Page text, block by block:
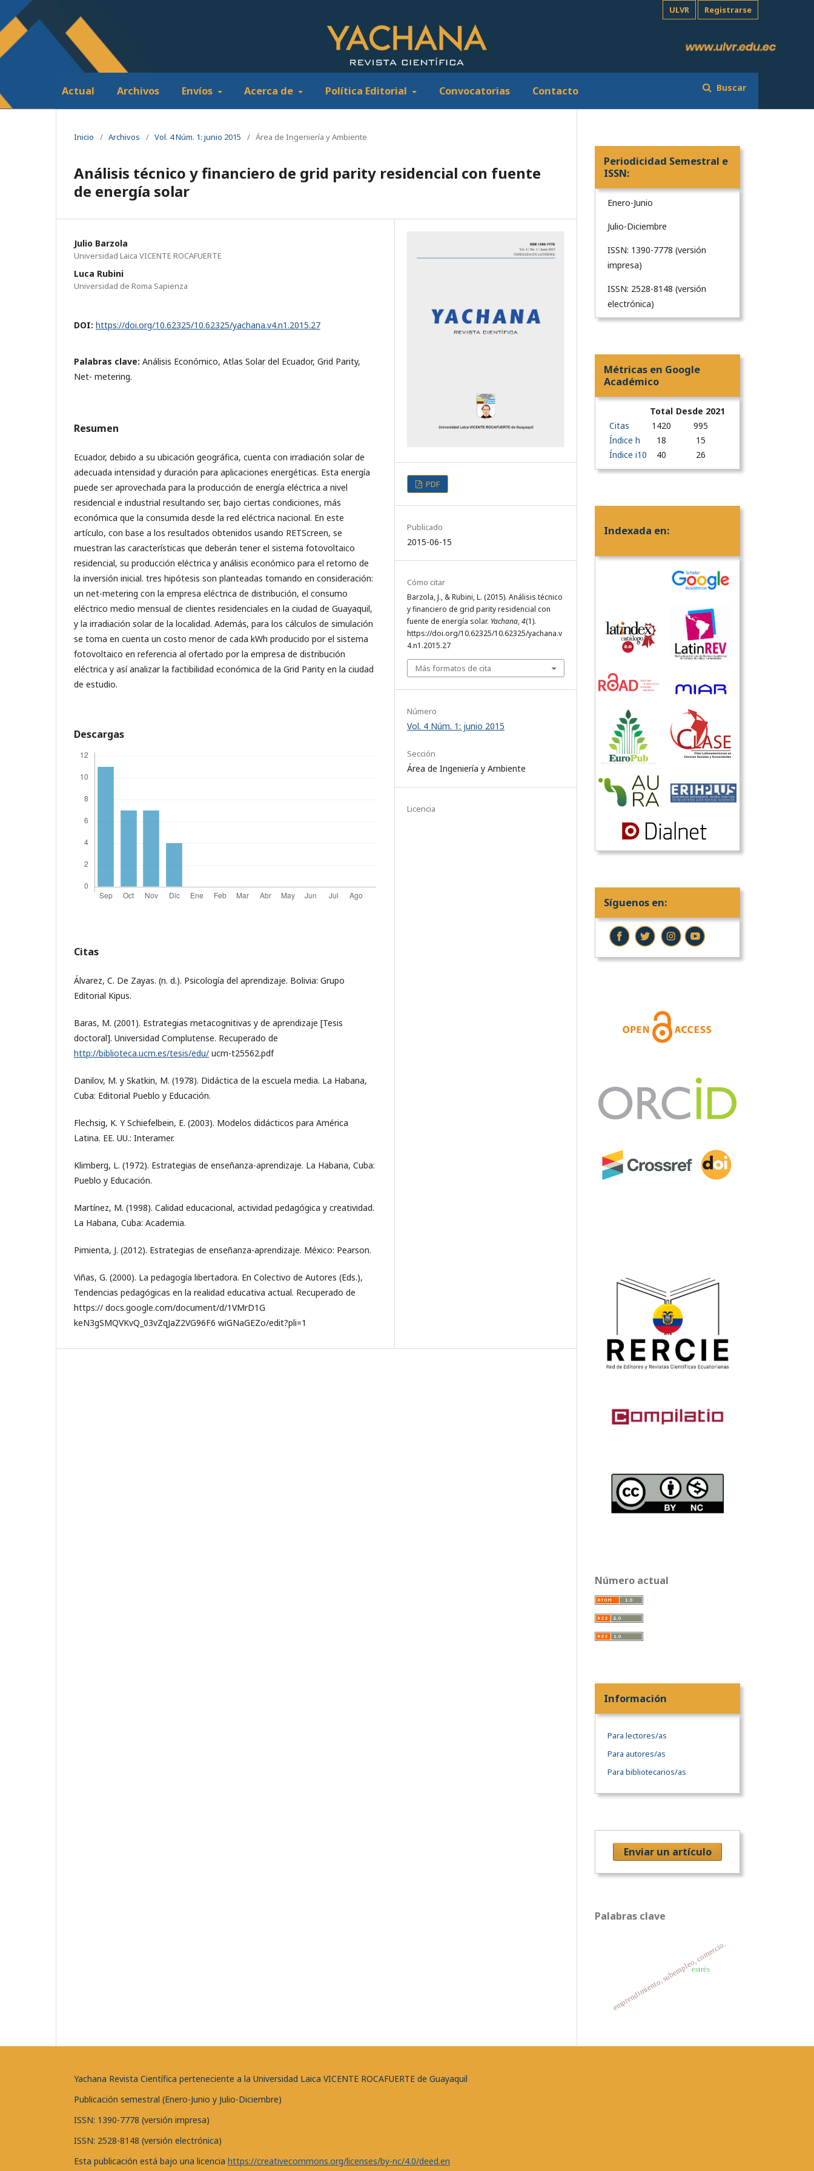
Actual Archivos Envíos Acerca de Política Editorial Convocatorias Contacto Buscar
ULVR Registrarse
Inicio / Archivos / Vol. 4 Núm. 1: junio 2015 / Área de Ingeniería y Ambiente
Análisis técnico y financiero de grid parity residencial con fuente
de energía solar
Julio Barzola
Universidad Laica VICENTE ROCAFUERTE
Luca Rubini
Universidad de Roma Sapienza
DOI: https://doi.org/10.62325/10.62325/yachana.v4.n1.2015.27
Palabras clave: Análisis Económico, Atlas Solar del Ecuador, Grid Parity,
Net- metering.
Resumen
Ecuador, debido a su ubicación geográfica, cuenta con irradiación solar de
adecuada intensidad y duración para aplicaciones energéticas. Esta energía
puede ser aprovechada para la producción de energía eléctrica a nivel
residencial e industrial resultando ser, bajo ciertas condiciones, más
económica que la consumida desde la red eléctrica nacional. En este
artículo, con base a los resultados obtenidos usando RETScreen, se
muestran las características que deberán tener el sistema fotovoltaico
residencial, su producción eléctrica y análisis económico para el retorno de
la inversión inicial. tres hipótesis son planteadas tomando en consideración:
un net-metering con la empresa eléctrica de distribución, el consumo
eléctrico medio mensual de clientes residenciales en la ciudad de Guayaquil,
y la irradiación solar de la localidad. Además, para los cálculos de simulación
se toma en cuenta un costo menor de cada kWh producido por el sistema
fotovoltaico en referencia al ofertado por la empresa de distribución
eléctrica y así analizar la factibilidad económica de la Grid Parity en la ciudad
de estudio.
Descargas
Citas
Álvarez, C. De Zayas. (n. d.). Psicología del aprendizaje. Bolivia: Grupo
Editorial Kipus.
Baras, M. (2001). Estrategias metacognitivas y de aprendizaje [Tesis
doctoral]. Universidad Complutense. Recuperado de
http://biblioteca.ucm.es/tesis/edu/ ucm-t25562.pdf
Danilov, M. y Skatkin, M. (1978). Didáctica de la escuela media. La Habana,
Cuba: Editorial Pueblo y Educación.
Flechsig, K. Y Schiefelbein, E. (2003). Modelos didácticos para América
Latina. EE. UU.: Interamer.
Klimberg, L. (1972). Estrategias de enseñanza-aprendizaje. La Habana, Cuba:
Pueblo y Educación.
Martínez, M. (1998). Calidad educacional, actividad pedagógica y creatividad.
La Habana, Cuba: Academia.
Pimienta, J. (2012). Estrategias de enseñanza-aprendizaje. México: Pearson.
Viñas, G. (2000). La pedagogía libertadora. En Colectivo de Autores (Eds.),
Tendencias pedagógicas en la realidad educativa actual. Recuperado de
https:// docs.google.com/document/d/1VMrD1G
keN3gSMQVKvQ_03vZqJaZ2VG96F6 wiGNaGEZo/edit?pli=1
PDF
Publicado
2015-06-15
Cómo citar
Barzola, J., & Rubini, L. (2015). Análisis técnico
y financiero de grid parity residencial con
fuente de energía solar. Yachana,4(1).
https://doi.org/10.62325/10.62325/yachana.v
4.n1.2015.27
Más formatos de cita
Número
Vol. 4 Núm. 1: junio 2015
Sección
Área de Ingeniería y Ambiente
Licencia
Periodicidad Semestral e
ISSN:
Enero-Junio
Julio-Diciembre
ISSN: 1390-7778 (versión
impresa)
ISSN: 2528-8148 (versión
electrónica)
Métricas en Google
Académico
Total Desde 2021
Citas
1420
995
Índice h
18
15
Índice i10
40 26
Indexada en:
Síguenos en:
Número actual
Información
Para lectores/as
Para autores/as
Para bibliotecarios/as
Enviar un artículo
Palabras clave
estrés
emprendimiento, subempleo, comercio.
Yachana Revista Científica perteneciente a la Universidad Laica VICENTE ROCAFUERTE de Guayaquil
Publicación semestral (Enero-Junio y Julio-Diciembre)
ISSN: 1390-7778 (versión impresa)
ISSN: 2528-8148 (versión electrónica)
Esta publicación está bajo una licencia https://creativecommons.org/licenses/by-nc/4.0/deed.en